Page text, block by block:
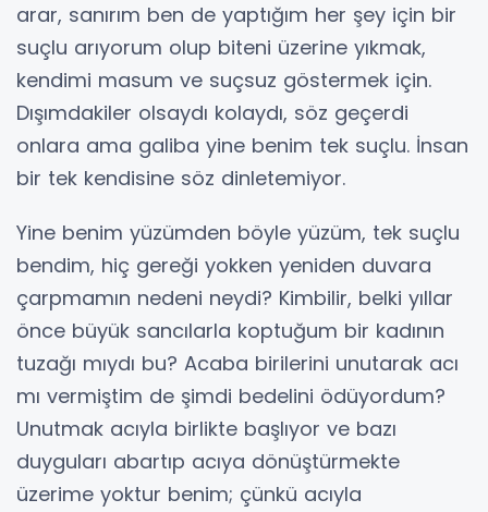
arar, sanırım ben de yaptığım her şey için bir
suçlu arıyorum olup biteni üzerine yıkmak,
kendimi masum ve suçsuz göstermek için.
Dışımdakiler olsaydı kolaydı, söz geçerdi
onlara ama galiba yine benim tek suçlu. İnsan
bir tek kendisine söz dinletemiyor.
Yine benim yüzümden böyle yüzüm, tek suçlu
bendim, hiç gereği yokken yeniden duvara
çarpmamın nedeni neydi? Kimbilir, belki yıllar
önce büyük sancılarla koptuğum bir kadının
tuzağı mıydı bu? Acaba birilerini unutarak acı
mı vermiştim de şimdi bedelini ödüyordum?
Unutmak acıyla birlikte başlıyor ve bazı
duyguları abartıp acıya dönüştürmekte
üzerime yoktur benim; çünkü acıyla